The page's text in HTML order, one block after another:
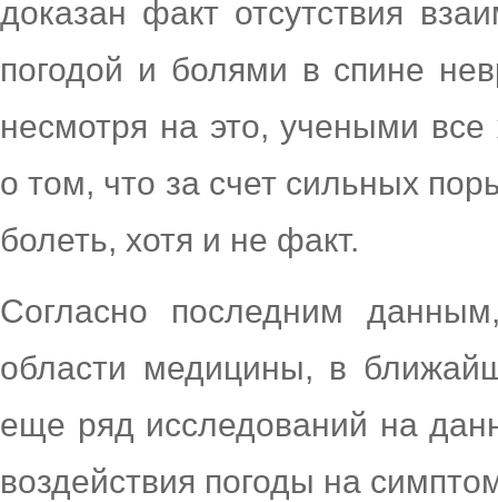
доказан факт отсутствия
погодой и болями в спине
несмотря на это, учеными
о том, что за счет сильных
болеть, хотя и не факт.
Согласно последним
области медицины, в
еще ряд исследований на
воздействия погоды на